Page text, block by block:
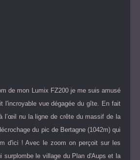
de mon Lumix FZ200 je me suis amusé
l'incroyable vue dégagée du gîte. En fait
l’œil nu la ligne de crête du massif de la
du pic de Bertagne(1042m) qui
d'ici ! Avec le zoom on perçoit sur les
surplombe le village du Plan d'Aups et la